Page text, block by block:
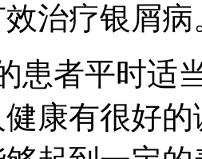
治疗银屑病
患者平时适
康有很好